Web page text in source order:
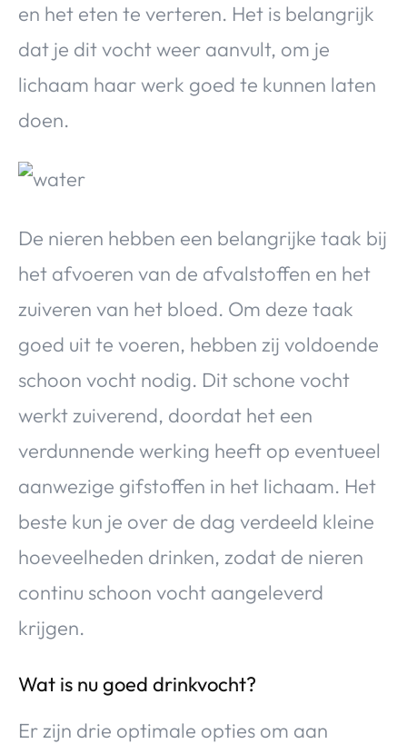
en het eten te verteren. Het is belangrijk
dat je dit vocht weer aanvult, om je
lichaam haar werk goed te kunnen laten
doen.
De nieren hebben een belangrijke taak bij
het afvoeren van de afvalstoffen en het
zuiveren van het bloed. Om deze taak
goed uit te voeren, hebben zij voldoende
schoon vocht nodig. Dit schone vocht
werkt zuiverend, doordat het een
verdunnende werking heeft op eventueel
aanwezige gifstoffen in het lichaam. Het
beste kun je over de dag verdeeld kleine
hoeveelheden drinken, zodat de nieren
continu schoon vocht aangeleverd
krijgen.
Wat is nu goed drinkvocht?
Er zijn drie optimale opties om aan